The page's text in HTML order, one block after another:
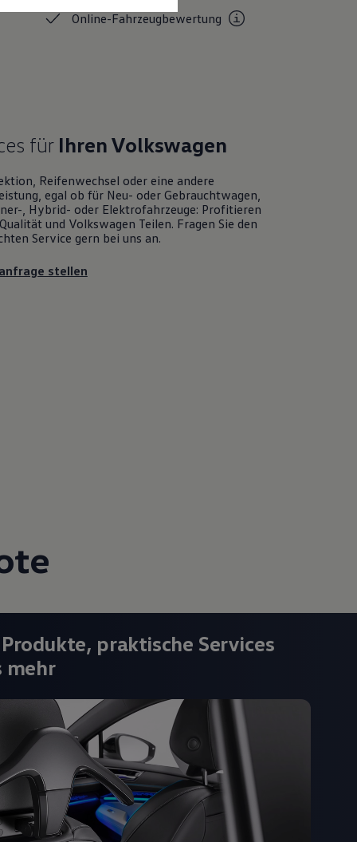
Online-Fahrzeugbewertung
für IhrenVolkswagen
Reifenwechsel oder eine andere
egal ob für Neu- oder Gebrauchtwagen
, Hybrid- oder Elektrofahrzeuge: Profitieren
und Volkswagen Teilen. Fragen Sie den
Service gern bei uns an.
stellen
praktische Services
mehr